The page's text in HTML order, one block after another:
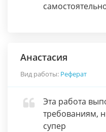
Анастасия
Вид работы: Реферат
Эта работа
требованиям,
супер